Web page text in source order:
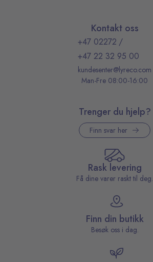
Kontakt oss
+47 02272 /
+47 22 32 95 00
kundesenter@lyreco.com
Man-Fre 08:00-16:00
Trenger du hjelp?
Finn svar her
Rask levering
Få dine varer raskt til deg.
Finn din butikk
Besøk oss i dag.